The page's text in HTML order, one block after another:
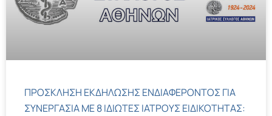
ΠΡΟΣΚΛΗΣΗ ΕΚΔΗΛΩΣΗΣ ΕΝΔΙΑΦΕΡΟΝΤΟΣ ΓΙΑ
ΣΥΝΕΡΓΑΣΙΑ ΜΕ 8 ΙΔΙΩΤΕΣ ΙΑΤΡΟΥΣ ΕΙΔΙΚΟΤΗΤΑΣ: